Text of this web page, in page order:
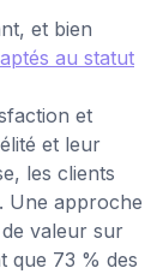
et bien
au statut
et
et leur
les clients
Une approche
valeur sur
que 73 % des